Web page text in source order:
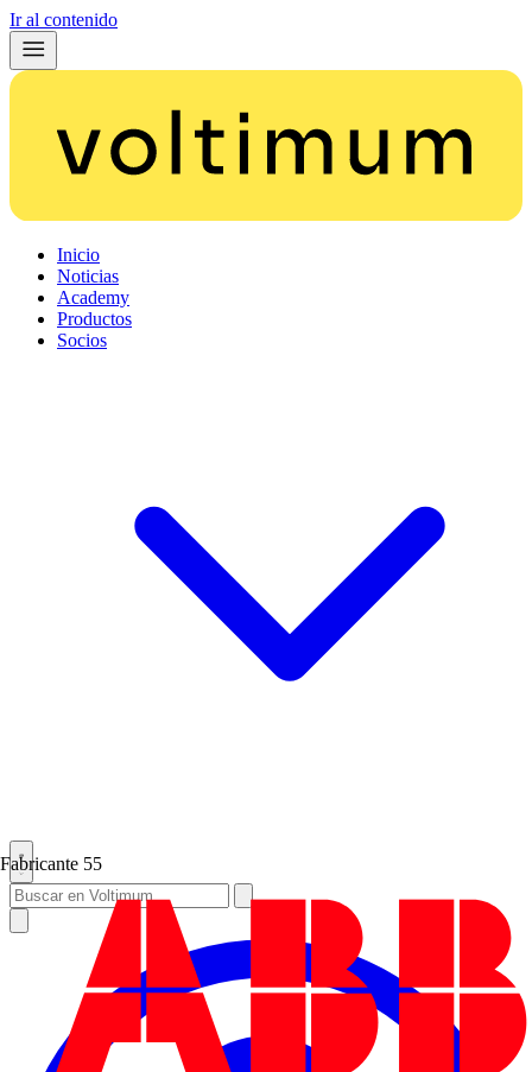
Ir al contenido
Inicio
Noticias
Academy
Productos
Socios
Fabricante 55